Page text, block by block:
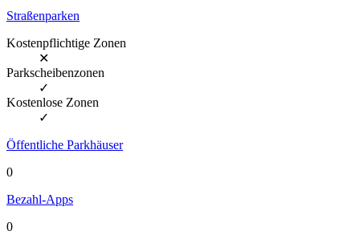
Straßenparken
Kostenpflichtige Zonen
✕
Parkscheibenzonen
✓
Kostenlose Zonen
✓
Öffentliche Parkhäuser
0
Bezahl-Apps
0